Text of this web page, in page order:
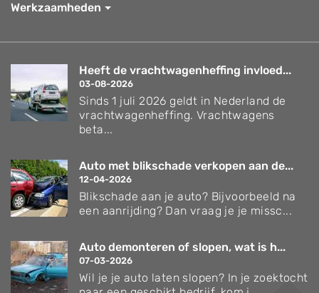
Werkzaamheden
Heeft de vrachtwagenheffing invloed...
03-08-2026
Sinds 1 juli 2026 geldt in Nederland de
vrachtwagenheffing. Vrachtwagens
beta...
Auto met blikschade verkopen aan de...
12-04-2026
Blikschade aan je auto? Bijvoorbeeld na
een aanrijding? Dan vraag je je missc...
Auto demonteren of slopen, wat is h...
07-03-2026
Wil je je auto laten slopen? In je zoektocht